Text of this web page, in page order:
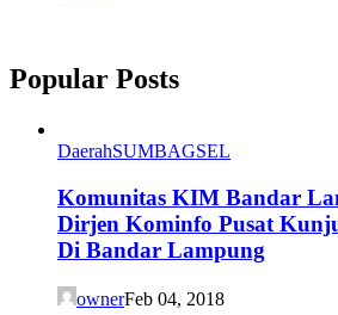
Popular Posts
DaerahSUMBAGSEL
Komunitas KIM Bandar
Dirjen Kominfo Pusat
Di Bandar Lampung
ownerFeb 04, 2018